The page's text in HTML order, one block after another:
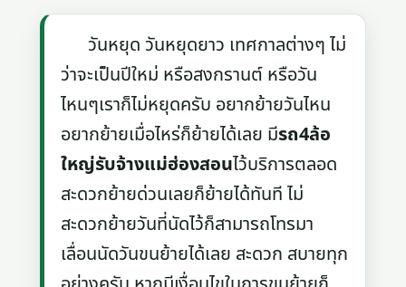
วันหยุด วันหยุดยาว เทศกาลต่างๆ ไม่
ว่าจะเป็นปีใหม่ หรือสงกรานต์ หรือวัน
ไหนๆเราก็ไม่หยุดครับ อยากย้ายวันไหน
อยากย้ายเมื่อไหร่ก็ย้ายได้เลย มีรถ4ล้อ
ใหญ่รับจ้างแม่ฮ่องสอนไว้บริการตลอด
สะดวกย้ายด่วนเลยก็ย้ายได้ทันที ไม่
สะดวกย้ายวันที่นัดไว้ก็สามารถโทรมา
เลื่อนนัดวันขนย้ายได้เลย สะดวก สบายทุก